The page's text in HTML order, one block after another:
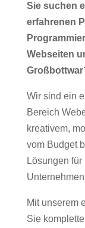
Sie suchen
erfahrenen
Webseiten
Wir sind ein
Bereich
kreativem,
vom Budget
Lösungen
Mit unserem
Sie